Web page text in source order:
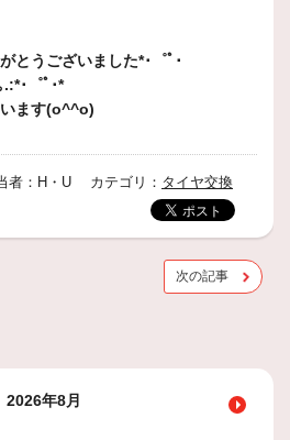
とうございました*･゜ﾟ･
･゜ﾟ･*
います(o^^o)
者：H・U カテゴリ： タイヤ交換
次の記事
2026年8月